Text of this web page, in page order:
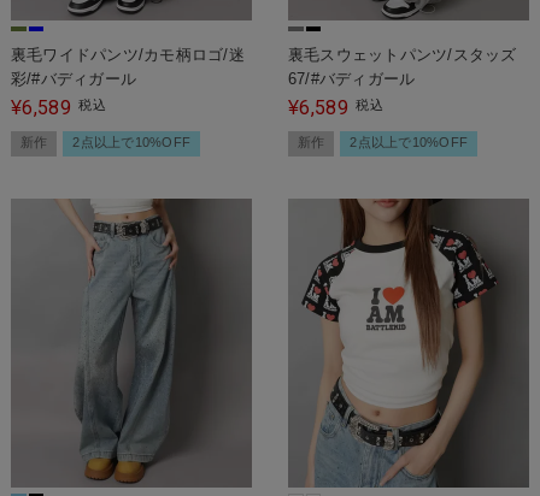
裏毛ワイドパンツ/カモ柄ロゴ/迷
彩/#バディガール
¥6,589 税込
新作 2点以上で10%OFF
裏毛スウェットパンツ/スタッズ
67/#バディガール
¥6,589 税込
新作 2点以上で10%OFF